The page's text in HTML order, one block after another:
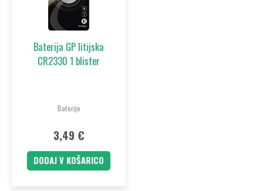
Baterija GP litijska
CR2330 1 blister
Baterije
3,49 €
DODAJ V KOŠARICO